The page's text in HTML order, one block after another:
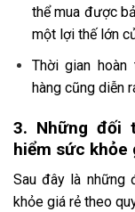
thể mua được
một lợi thế lớn
Thời gian
hàng cũng diễn
3. Những đối
hiểm sức khỏe
Sau đây là những
khỏe giá rẻ theo